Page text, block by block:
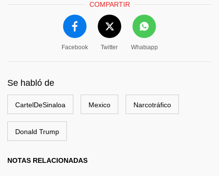
COMPARTIR
Facebook Twitter Whatsapp
Se habló de
CartelDeSinaloa Mexico Narcotráfico
Donald Trump
NOTAS RELACIONADAS